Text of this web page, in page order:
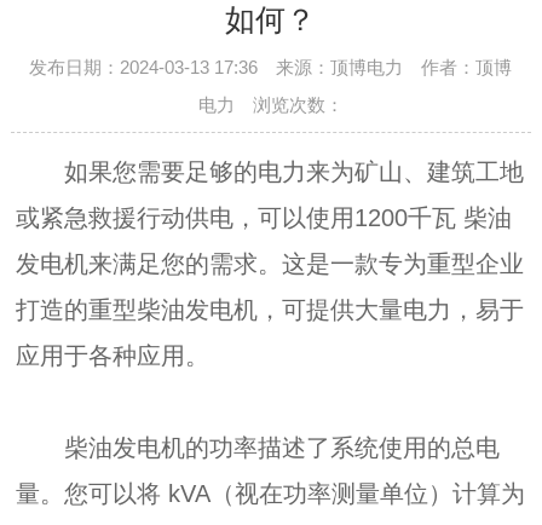
如何？
发布日期：2024-03-13 17:36 来源：顶博电力 作者：顶博
电力 浏览次数：
如果您需要足够的电力来为矿山、建筑工地
或紧急救援行动供电，可以使用1200千瓦 柴油
发电机来满足您的需求。这是一款专为重型企业
打造的重型柴油发电机，可提供大量电力，易于
应用于各种应用。
柴油发电机的功率描述了系统使用的总电
量。您可以将 kVA（视在功率测量单位）计算为